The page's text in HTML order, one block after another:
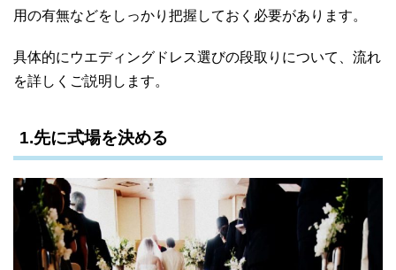
用の有無などをしっかり把握しておく必要があります。
具体的にウエディングドレス選びの段取りについて、流れ
を詳しくご説明します。
1.先に式場を決める